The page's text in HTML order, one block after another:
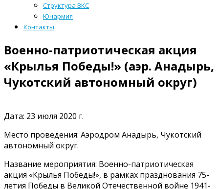
Структура ВКС
Юнармия
Контакты
Военно-патриотическая акция
«Крылья Победы!» (аэр. Анадырь,
Чукотский автономный округ)
Дата: 23 июля 2020 г.
Место проведения: Аэродром Анадырь, Чукотский
автономный округ.
Название мероприятия: Военно-патриотическая
акция «Крылья Победы!», в рамках празднования 75-
летия Победы в Великой Отечественной войне 1941-